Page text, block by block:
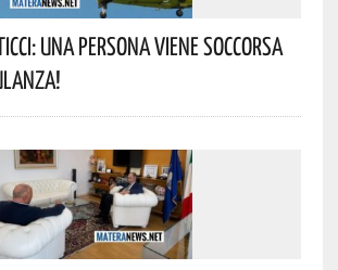
Una Persona Viene Soccorsa